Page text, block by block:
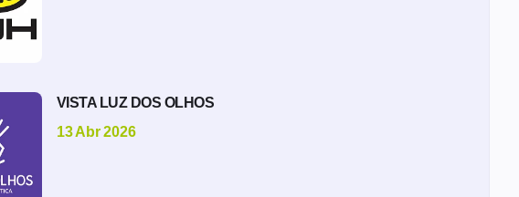
VISTA LUZ DOS OLHOS
13 Abr 2026